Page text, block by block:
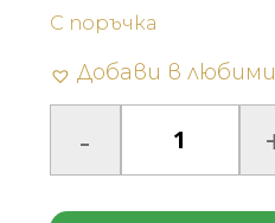
С поръчка
Добави в любими